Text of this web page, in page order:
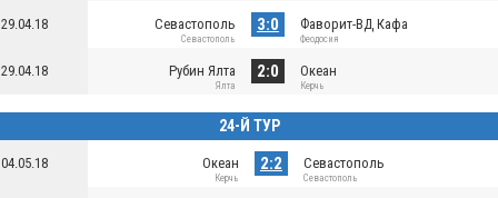
29.04.18 Севастополь
Севастополь
3:0 Фаворит-ВД Кафа
Феодосия
29.04.18 Рубин Ялта
Ялта
2:0 Океан
Керчь
24-Й ТУР
04.05.18 Океан
Керчь
2:2 Севастополь
Севастополь